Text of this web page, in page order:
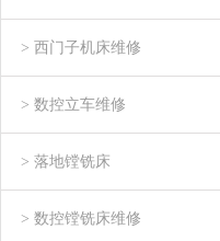
> 西门子机床维修
> 数控立车维修
> 落地镗铣床
> 数控镗铣床维修